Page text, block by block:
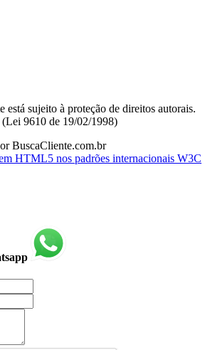
está sujeito à proteção de direitos autorais.
9610 de 19/02/1998)